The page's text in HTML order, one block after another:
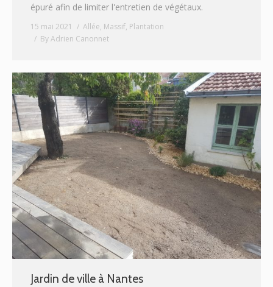
épuré afin de limiter l'entretien de végétaux.
15 mai 2021 Allée, Massif, Plantation
ByAdrien Canonnet
Jardin de ville à Nantes